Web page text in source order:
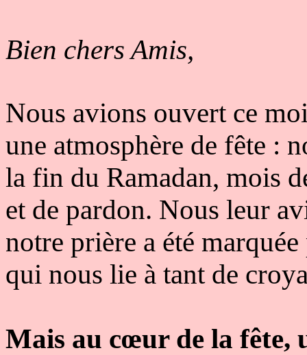
Bien chers Amis,
Nous avions ouvert ce
une atmosphère de fête :
la fin du Ramadan, mois
et de pardon. Nous leur
notre prière a été
qui nous lie à tant de
Mais au cœur de la fête,